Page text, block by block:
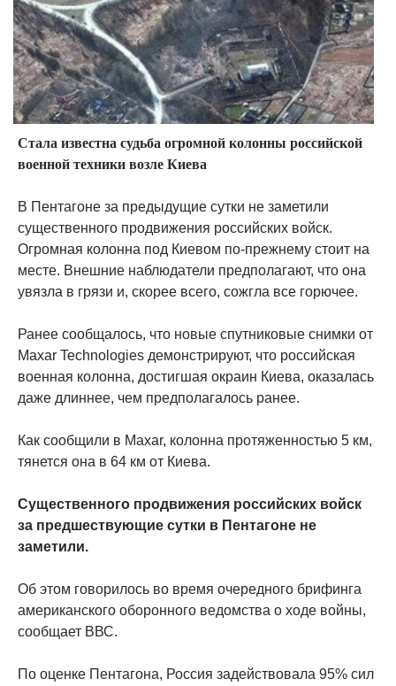
Стала известна судьба огромной колонны российской
военной техники возле Киева
В Пентагоне за предыдущие сутки не заметили
существенного продвижения российских войск.
Огромная колонна под Киевом по-прежнему стоит на
месте. Внешние наблюдатели предполагают, что она
увязла в грязи и, скорее всего, сожгла все горючее.
Ранее сообщалось, что новые спутниковые снимки от
Maxar Technologies демонстрируют, что российская
военная колонна, достигшая окраин Киева, оказалась
даже длиннее, чем предполагалось ранее.
Как сообщили в Maxar, колонна протяженностью 5 км,
тянется она в 64 км от Киева.
Существенного продвижения российских войск
за предшествующие сутки в Пентагоне не
заметили.
Об этом говорилось во время очередного брифинга
американского оборонного ведомства о ходе войны,
сообщает ВВС.
По оценке Пентагона, Россия задействовала 95% сил